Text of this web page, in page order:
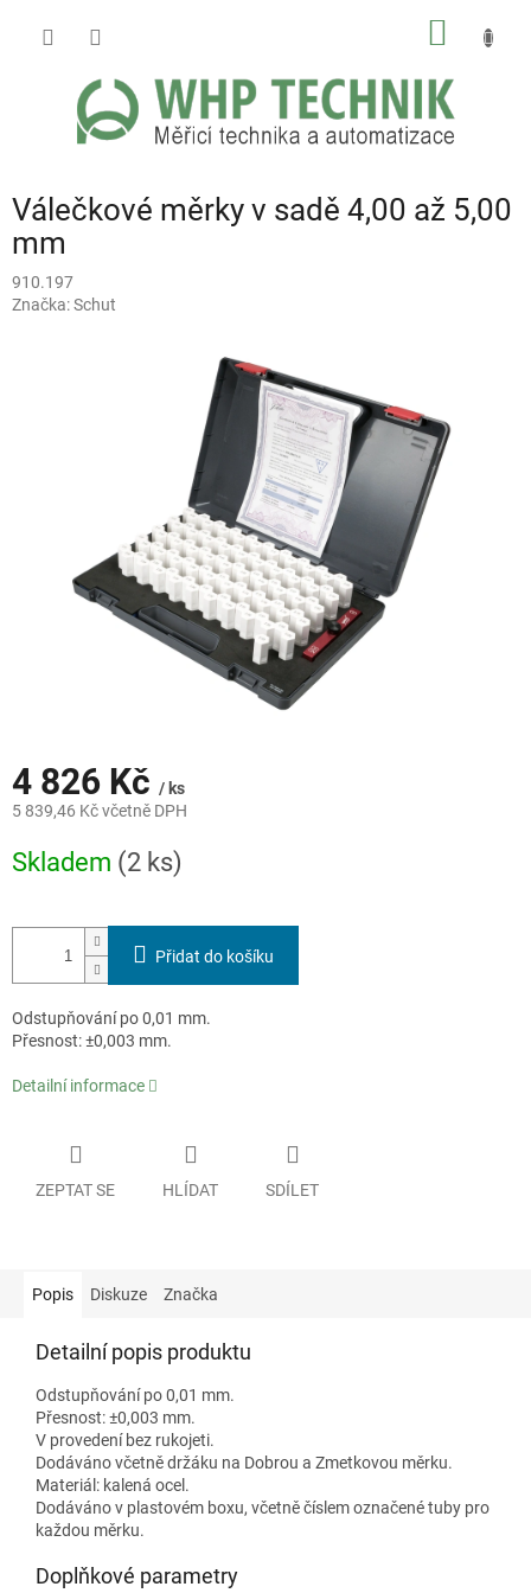
Válečkové měrky v sadě 4,00 až 5,00
mm
910.197
Značka:Schut
4 826 Kč / ks
5 839,46 Kč včetně DPH
cena:
Skladem (2 ks)
Přidat do košíku
Odstupňování po 0,01 mm.
Přesnost: ±0,003 mm.
Detailní informace
ZEPTAT SE HLÍDAT SDÍLET
Popis Diskuze Značka
Detailní popis produktu
Odstupňování po 0,01 mm.
Přesnost: ±0,003 mm.
V provedení bez rukojeti.
Dodáváno včetně držáku na Dobrou a Zmetkovou měrku.
Materiál: kalená ocel.
Dodáváno v plastovém boxu, včetně číslem označené tuby pro
každou měrku.
Doplňkové parametry